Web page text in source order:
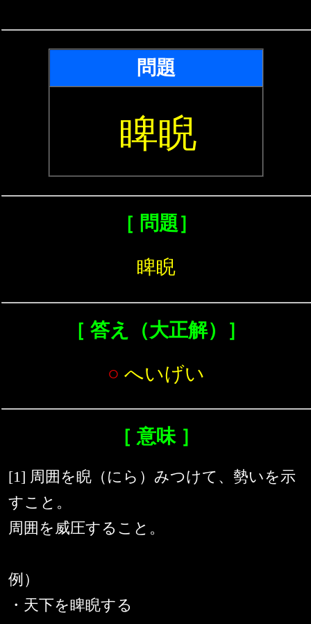
問題
睥睨
［ 問題］
睥睨
［ 答え（大正解）］
○ へいげい
［ 意味 ］
[1] 周囲を睨（にら）みつけて、勢いを示
すこと。
周囲を威圧すること。
例）
・天下を睥睨する